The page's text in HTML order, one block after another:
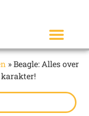
»Beagle: Alles over